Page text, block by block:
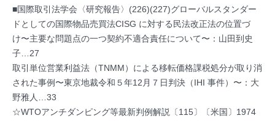
■国際取引法学会〈研究報告〉(226)(227)グローバルスタンダー
ドとしての国際物品売買法CISG に対する民法改正法の位置づ
け〜主要な問題点の一つ契約不適合責任について〜：山田到史
子…27
取引単位営業利益法（TNMM）による移転価格課税処分が取り消
された事例〜東京地裁令和５年12月７日判決（IHI 事件）〜：大
野雅人…33
☆WTOアンチダンピング等最新判例解説〔115〕〔米国〕1974